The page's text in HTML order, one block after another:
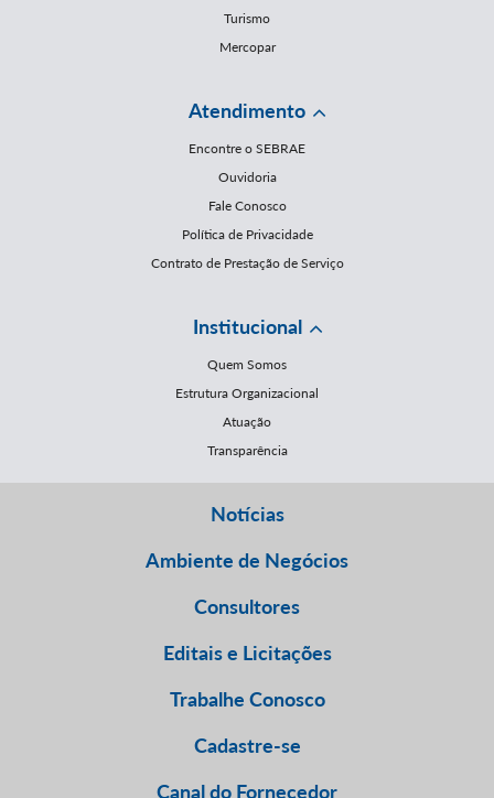
Turismo
Mercopar
Atendimento
Encontre o SEBRAE
Ouvidoria
Fale Conosco
Política de Privacidade
Contrato de Prestação de Serviço
Institucional
Quem Somos
Estrutura Organizacional
Atuação
Transparência
Notícias
Ambiente de Negócios
Consultores
Editais e Licitações
Trabalhe Conosco
Cadastre-se
Canal do Fornecedor